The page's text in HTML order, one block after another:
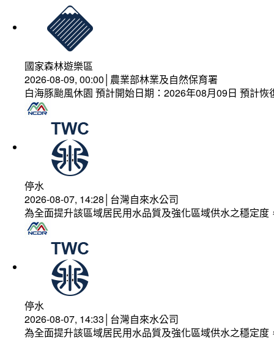
國家森林遊樂區
2026-08-09, 00:00│農業部林業及自然保育署
白海豚颱風休園 預計開始日期：2026年08月09日 預計
停水
2026-08-07, 14:28│台灣自來水公司
為全面提升該區域居民用水品質及強化區域供水之穩定
停水
2026-08-07, 14:33│台灣自來水公司
為全面提升該區域居民用水品質及強化區域供水之穩定